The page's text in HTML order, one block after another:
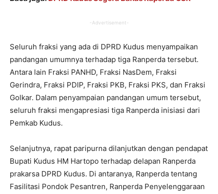
-Advertisement-
Seluruh fraksi yang ada di DPRD Kudus menyampaikan
pandangan umumnya terhadap tiga Ranperda tersebut.
Antara lain Fraksi PANHD, Fraksi NasDem, Fraksi
Gerindra, Fraksi PDIP, Fraksi PKB, Fraksi PKS, dan Fraksi
Golkar. Dalam penyampaian pandangan umum tersebut,
seluruh fraksi mengapresiasi tiga Ranperda inisiasi dari
Pemkab Kudus.
Selanjutnya, rapat paripurna dilanjutkan dengan pendapat
Bupati Kudus HM Hartopo terhadap delapan Ranperda
prakarsa DPRD Kudus. Di antaranya, Ranperda tentang
Fasilitasi Pondok Pesantren, Ranperda Penyelenggaraan